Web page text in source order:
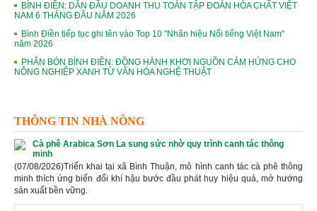
BÌNH ĐIỀN: DẪN ĐẦU DOANH THU TOÀN TẬP ĐOÀN HÓA CHẤT VIỆT
NAM 6 THÁNG ĐẦU NĂM 2026
Bình Điền tiếp tục ghi tên vào Top 10 "Nhãn hiệu Nổi tiếng Việt Nam"
năm 2026
PHÂN BÓN BÌNH ĐIỀN: ĐỒNG HÀNH KHƠI NGUỒN CẢM HỨNG CHO
NÔNG NGHIỆP XANH TỪ VĂN HÓA NGHỆ THUẬT
THÔNG TIN NHÀ NÔNG
Cà phê Arabica Sơn La sung sức nhờ quy trình canh tác thông
minh
(07/08/2026)Triển khai tại xã Bình Thuận, mô hình canh tác cà phê thông
minh thích ứng biến đổi khí hậu bước đầu phát huy hiệu quả, mở hướng
sản xuất bền vững.